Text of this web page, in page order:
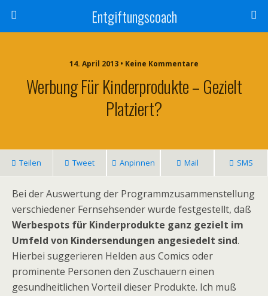
Entgiftungscoach
14. April 2013 • Keine Kommentare
Werbung Für Kinderprodukte – Gezielt
Platziert?
Teilen Tweet Anpinnen Mail SMS
Bei der Auswertung der Programmzusammenstellung
verschiedener Fernsehsender wurde festgestellt, daß
Werbespots für Kinderprodukte ganz gezielt im
Umfeld von Kindersendungen angesiedelt sind.
Hierbei suggerieren Helden aus Comics oder
prominente Personen den Zuschauern einen
gesundheitlichen Vorteil dieser Produkte. Ich muß